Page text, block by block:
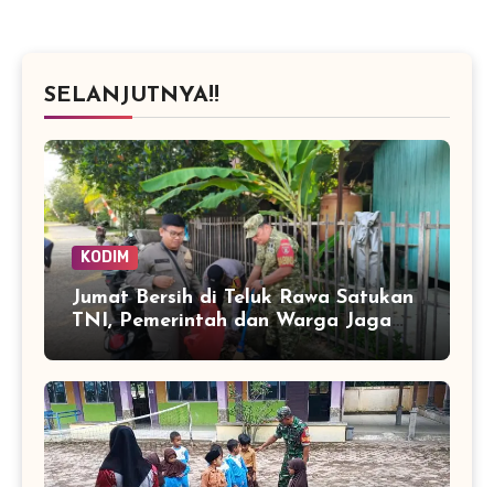
SELANJUTNYA!!
KODIM
Jumat Bersih di Teluk Rawa Satukan
TNI, Pemerintah dan Warga Jaga
Lingkungan